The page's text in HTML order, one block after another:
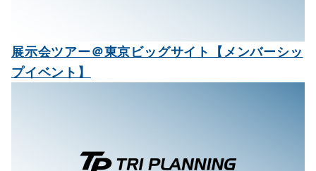
展示会ツアー＠東京ビッグサイト【メンバーシッ
プイベント】